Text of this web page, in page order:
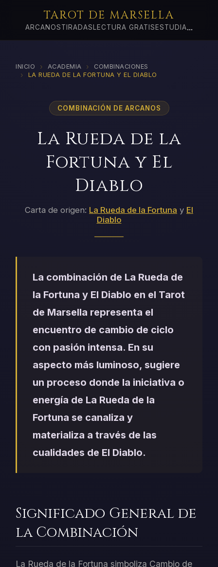
TAROT DE MARSELLA
ARCANOSTIRADAS LECTURA GRATIS ESTUDIA...
INICIO › ACADEMIA › COMBINACIONES
› LA RUEDA DE LA FORTUNA Y EL DIABLO
COMBINACIÓN DE ARCANOS
La Rueda de la
Fortuna y El
Diablo
Carta de origen: La Rueda de la Fortuna y El
Diablo
La combinación de La Rueda de
la Fortuna y El Diablo en el Tarot
de Marsella representa el
encuentro de cambio de ciclo
con pasión intensa. En su
aspecto más luminoso, sugiere
un proceso donde la iniciativa o
energía de La Rueda de la
Fortuna se canaliza y
materializa a través de las
cualidades de El Diablo.
Significado General de
la Combinación
La Rueda de la Fortuna simboliza Cambio de